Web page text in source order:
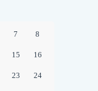
7 8
15 16
23 24